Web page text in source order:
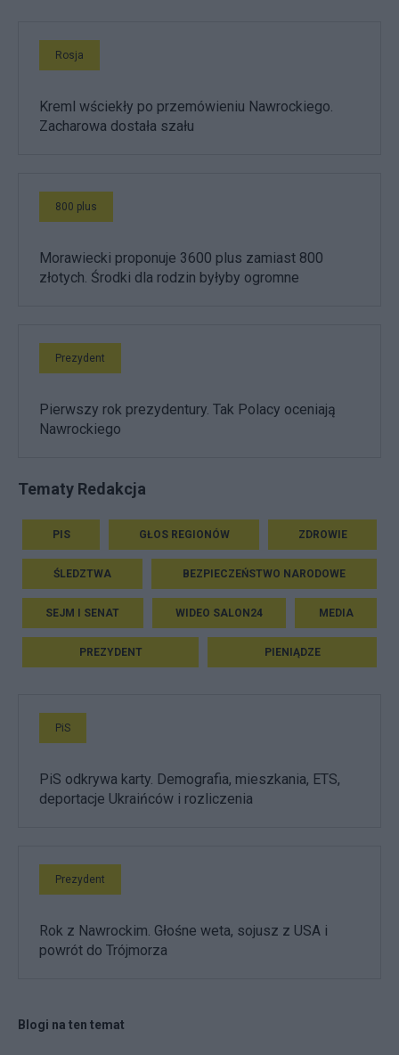
Rosja
Kreml wściekły po przemówieniu Nawrockiego.
Zacharowa dostała szału
800 plus
Morawiecki proponuje 3600 plus zamiast 800
złotych. Środki dla rodzin byłyby ogromne
Prezydent
Pierwszy rok prezydentury. Tak Polacy oceniają
Nawrockiego
Tematy Redakcja
PIS GŁOS REGIONÓW ZDROWIE
ŚLEDZTWA BEZPIECZEŃSTWO NARODOWE
SEJM I SENAT WIDEO SALON24 MEDIA
PREZYDENT PIENIĄDZE
PiS
PiS odkrywa karty. Demografia, mieszkania, ETS,
deportacje Ukraińców i rozliczenia
Prezydent
Rok z Nawrockim. Głośne weta, sojusz z USA i
powrót do Trójmorza
Blogi na ten temat